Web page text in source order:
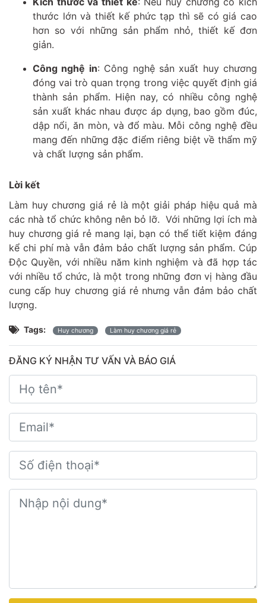
thước lớn và thiết kế phức tạp thì sẽ có giá cao
hơn so với những sản phẩm nhỏ, thiết kế đơn
giản.
Công nghệ in: Công nghệ sản xuất huy chương
đóng vai trò quan trọng trong việc quyết định giá
thành sản phẩm. Hiện nay, có nhiều công nghệ
sản xuất khác nhau được áp dụng, bao gồm đúc,
dập nổi, ăn mòn, và đổ màu. Mỗi công nghệ đều
mang đến những đặc điểm riêng biệt về thẩm mỹ
và chất lượng sản phẩm.
Lời kết
Làm huy chương giá rẻ là một giải pháp hiệu quả mà
các nhà tổ chức không nên bỏ lỡ. Với những lợi ích mà
huy chương giá rẻ mang lại, bạn có thể tiết kiệm đáng
kể chi phí mà vẫn đảm bảo chất lượng sản phẩm. Cúp
Độc Quyền, với nhiều năm kinh nghiệm và đã hợp tác
với nhiều tổ chức, là một trong những đơn vị hàng đầu
cung cấp huy chương giá rẻ nhưng vẫn đảm bảo chất
lượng.
Tags: Huy chương Làm huy chương giá rẻ
ĐĂNG KÝ NHẬN TƯ VẤN VÀ BÁO GIÁ